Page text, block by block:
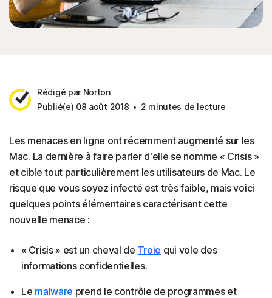
Rédigé par Norton
Publié(e) 08 août 2018
2 minutes de lecture
Les menaces en ligne ont récemment augmenté sur les
Mac. La dernière à faire parler d'elle se nomme « Crisis »
et cible tout particulièrement les utilisateurs de Mac. Le
risque que vous soyez infecté est très faible, mais voici
quelques points élémentaires caractérisant cette
nouvelle menace :
« Crisis » est un cheval de Troie qui vole des
informations confidentielles.
Le malware prend le contrôle de programmes et